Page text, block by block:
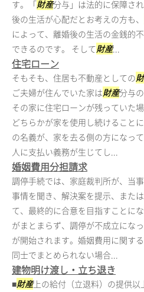
す。「財産分与」は法的に保障さ
後の生活が心配だとお考えの方も、
によって、離婚後の生活の金銭的
できるのです。 そして財産...
住宅ローン
そもそも、住居も不動産としての
ご夫婦が住んでいた家は財産分与
その家に住宅ローンが残っていた
どちらかが家を使用し続けること
の名義が、家を去る側の方になっ
人に支払い義務が生じてし...
婚姻費用分担請求
調停手続では、家庭裁判所が、当
事情を聞き、解決案を提示、また
て、最終的に合意を目指すことに
がまとまらず、調停が不成立にな
が開始されます。婚姻費用に関す
同士でまとめられない場合...
建物明け渡し・立ち退き
■財産上の給付（立退料）の提供